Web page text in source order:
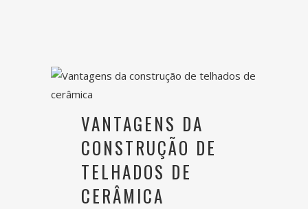
VANTAGENS DA
CONSTRUÇÃO DE
TELHADOS DE
CERÂMICA